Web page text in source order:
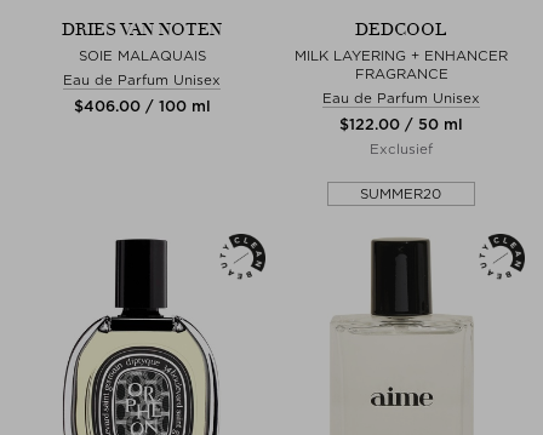
DRIES VAN NOTEN
SOIE MALAQUAIS
Eau de Parfum Unisex
$‌406.00 / 100 ml
DEDCOOL
MILK LAYERING + ENHANCER
FRAGRANCE
Eau de Parfum Unisex
$‌122.00 / 50 ml
Exclusief
SUMMER20